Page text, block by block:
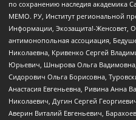
по сохранению наследия академика
МЕМО. РУ, Институт региональной
Информации, Экозащита!-Женсовет,
антимонопольная ассоциация,
Николаевна, Кривенко Сергей
Юрьевич, Шнырова Ольга
Сидорович Ольга Борисовна,
Анастасия Евгеньевна, Ривина Анна
Николаевич, Дугин Сергей
Аверин Виталий Евгеньевич,